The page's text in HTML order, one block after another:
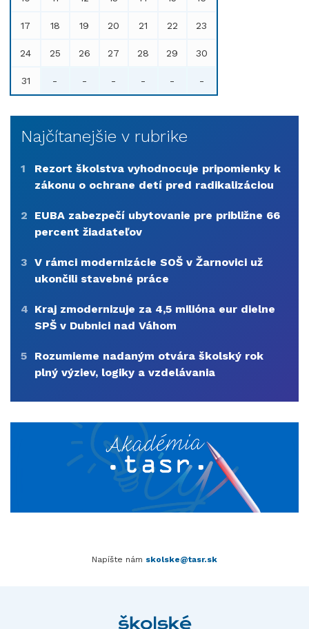
17 18 19 20 21 22 23
24 25 26 27 28 29 30
31 - - - - - -
Najčítanejšie v rubrike
1
Rezort školstva vyhodnocuje pripomienky k
zákonu o ochrane detí pred radikalizáciou
2
EUBA zabezpečí ubytovanie pre približne 66
percent žiadateľov
3 V rámci modernizácie SOŠ v Žarnovici už
ukončili stavebné práce
4 Kraj zmodernizuje za 4,5 milióna eur dielne
SPŠ v Dubnici nad Váhom
5
Rozumieme nadaným otvára školský rok
plný výziev, logiky a vzdelávania
Napíšte nám skolske@tasr.sk